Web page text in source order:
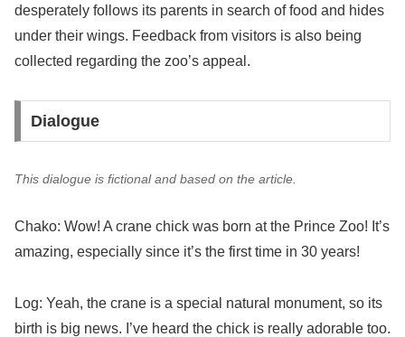
desperately follows its parents in search of food and hides
under their wings. Feedback from visitors is also being
collected regarding the zoo’s appeal.
Dialogue
This dialogue is fictional and based on the article.
Chako: Wow! A crane chick was born at the Prince Zoo! It’s
amazing, especially since it’s the first time in 30 years!
Log: Yeah, the crane is a special natural monument, so its
birth is big news. I’ve heard the chick is really adorable too.